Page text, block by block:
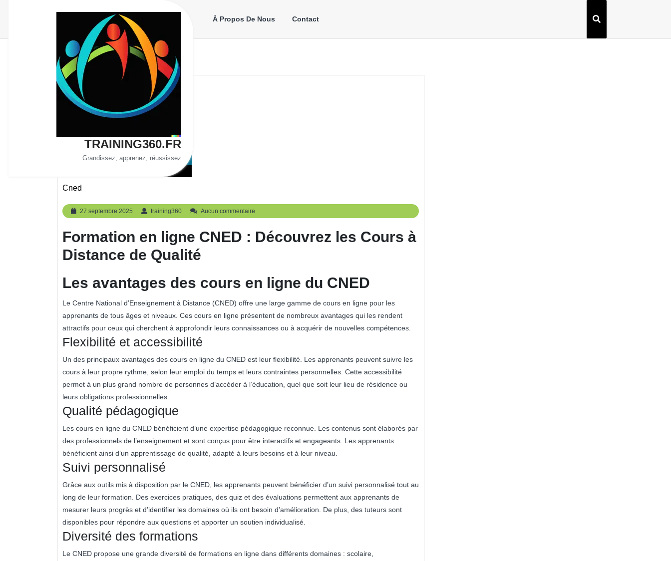
TRAINING360.FR
Grandissez, apprenez, réussissez
À Propos De Nous Contact
Cned
27 septembre 2025
27
septembre
training360 training360
Aucun commentaire
Formation en ligne CNED : Découvrez les Cours à
Distance de Qualité
Les avantages des cours en ligne du CNED
Le Centre National d’Enseignement à Distance (CNED) offre une large gamme de cours en ligne pour les
apprenants de tous âges et niveaux. Ces cours en ligne présentent de nombreux avantages qui les rendent
attractifs pour ceux qui cherchent à approfondir leurs connaissances ou à acquérir de nouvelles compétences.
Flexibilité et accessibilité
Un des principaux avantages des cours en ligne du CNED est leur flexibilité. Les apprenants peuvent suivre les
cours à leur propre rythme, selon leur emploi du temps et leurs contraintes personnelles. Cette accessibilité
permet à un plus grand nombre de personnes d’accéder à l’éducation, quel que soit leur lieu de résidence ou
leurs obligations professionnelles.
Qualité pédagogique
Les cours en ligne du CNED bénéficient d’une expertise pédagogique reconnue. Les contenus sont élaborés par
des professionnels de l’enseignement et sont conçus pour être interactifs et engageants. Les apprenants
bénéficient ainsi d’un apprentissage de qualité, adapté à leurs besoins et à leur niveau.
Suivi personnalisé
Grâce aux outils mis à disposition par le CNED, les apprenants peuvent bénéficier d’un suivi personnalisé tout au
long de leur formation. Des exercices pratiques, des quiz et des évaluations permettent aux apprenants de
mesurer leurs progrès et d’identifier les domaines où ils ont besoin d’amélioration. De plus, des tuteurs sont
disponibles pour répondre aux questions et apporter un soutien individualisé.
Diversité des formations
Le CNED propose une grande diversité de formations en ligne dans différents domaines : scolaire,